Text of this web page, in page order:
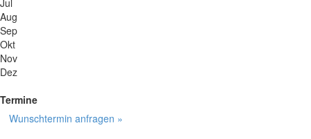
Jul
Aug
Sep
Okt
Nov
Dez
Termine
Wunschtermin anfragen »